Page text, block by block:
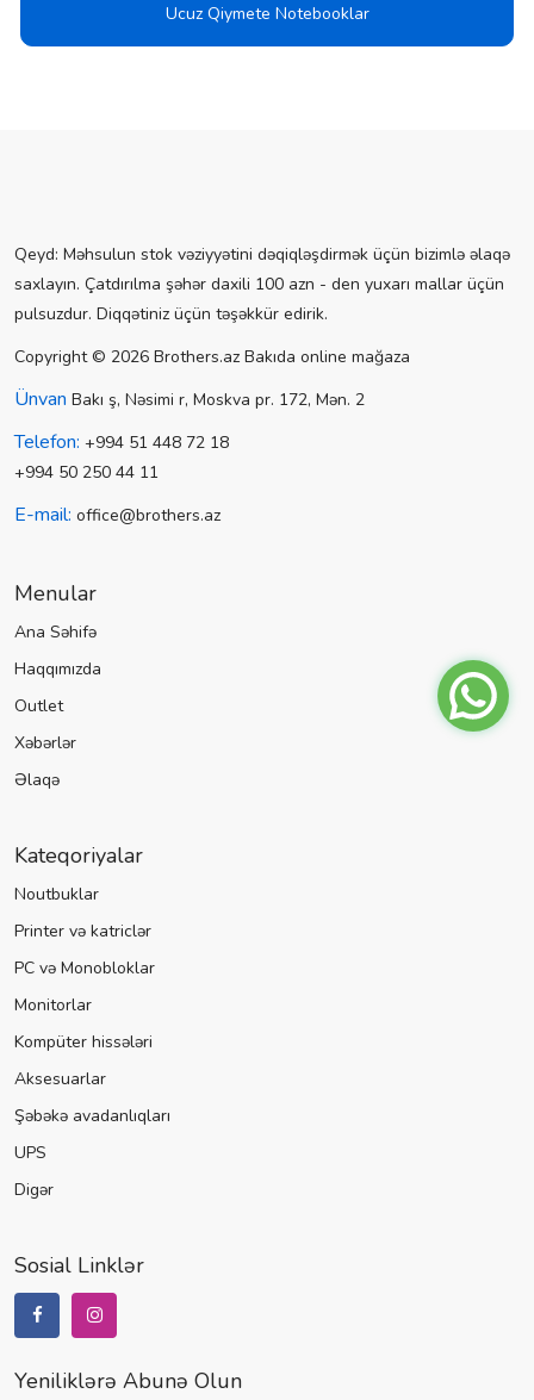
Ucuz Qiymete Notebooklar
Qeyd: Məhsulun stok vəziyyətini dəqiqləşdirmək üçün bizimlə əlaqə
saxlayın. Çatdırılma şəhər daxili 100 azn - den yuxarı mallar üçün
pulsuzdur. Diqqətiniz üçün təşəkkür edirik.
Copyright © 2026 Brothers.az Bakıda online mağaza
Ünvan Bakı ş, Nəsimi r, Moskva pr. 172, Mən. 2
Telefon: +994 51 448 72 18
+994 50 250 44 11
E-mail: office@brothers.az
Menular
Ana Səhifə
Haqqımızda
Outlet
Xəbərlər
Əlaqə
Kateqoriyalar
Noutbuklar
Printer və katriclər
PC və Monobloklar
Monitorlar
Kompüter hissələri
Aksesuarlar
Şəbəkə avadanlıqları
UPS
Digər
Sosial Linklər
Yeniliklərə Abunə Olun